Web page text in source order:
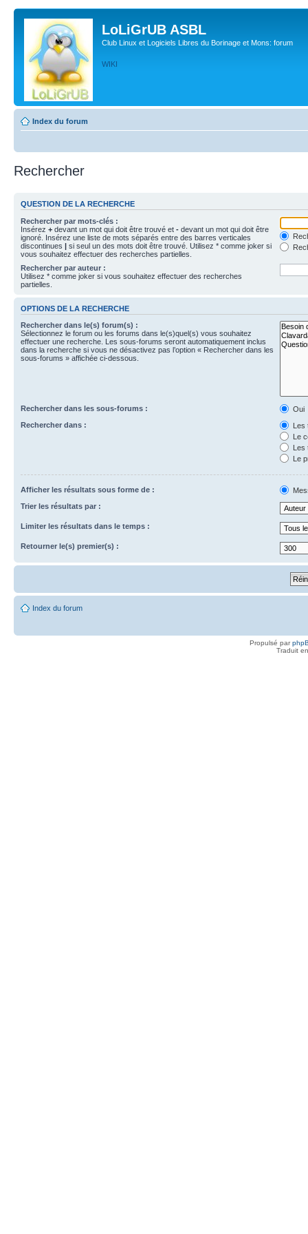
LoLiGrUB ASBL
Club Linux et Logiciels Libres du Borinage et Mons: forum
WIKI
Index du forum
Rechercher
QUESTION DE LA RECHERCHE
Rechercher par mots-clés :
Insérez + devant un mot qui doit être trouvé et - devant un mot qui doit être
ignoré. Insérez une liste de mots séparés entre des barres verticales
discontinues | si seul un des mots doit être trouvé. Utilisez * comme joker si
vous souhaitez effectuer des recherches partielles.
Rechercher par auteur :
Utilisez * comme joker si vous souhaitez effectuer des recherches
partielles.
OPTIONS DE LA RECHERCHE
Rechercher dans le(s) forum(s) :
Sélectionnez le forum ou les forums dans le(s)quel(s) vous souhaitez
effectuer une recherche. Les sous-forums seront automatiquement inclus
dans la recherche si vous ne désactivez pas l’option « Rechercher dans les
sous-forums » affichée ci-dessous.
Rechercher dans les sous-forums :
Oui
Rechercher dans :
Les
Le
Les
Le
Afficher les résultats sous forme de :
Trier les résultats par :
Limiter les résultats dans le temps :
Retourner le(s) premier(s) :
Index du forum
Propulsé par
Traduit